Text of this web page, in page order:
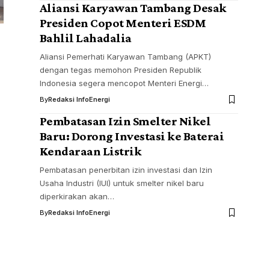
Aliansi Karyawan Tambang Desak
Presiden Copot Menteri ESDM
Bahlil Lahadalia
Aliansi Pemerhati Karyawan Tambang (APKT)
dengan tegas memohon Presiden Republik
Indonesia segera mencopot Menteri Energi…
ByRedaksi InfoEnergi
Pembatasan Izin Smelter Nikel
Baru: Dorong Investasi ke Baterai
Kendaraan Listrik
Pembatasan penerbitan izin investasi dan Izin
Usaha Industri (IUI) untuk smelter nikel baru
diperkirakan akan…
ByRedaksi InfoEnergi